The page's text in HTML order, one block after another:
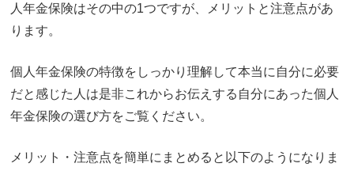
人年金保険はその中の1つですが、メリットと注意点があ
ります。
個人年金保険の特徴をしっかり理解して本当に自分に必要
だと感じた人は是非これからお伝えする自分にあった個人
年金保険の選び方をご覧ください。
メリット・注意点を簡単にまとめると以下のようになりま